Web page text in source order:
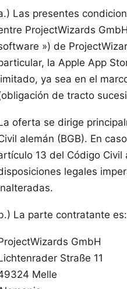
Las presentes
ProjectWizards
») de
la Apple App
ya sea en el
de tracto
oferta se dirige
alemán (BGB). En
13 del Código
legales
La parte contratante es:
GmbH
Straße 11
Melle